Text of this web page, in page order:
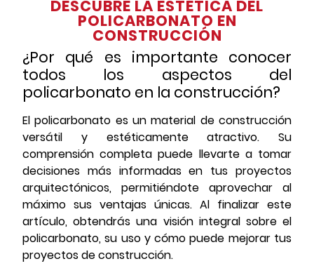
DESCUBRE LA ESTÉTICA DEL
POLICARBONATO EN
CONSTRUCCIÓN
¿Por qué es importante conocer
todos los aspectos del
policarbonato en la construcción?
El policarbonato es un material de construcción
versátil y estéticamente atractivo. Su
comprensión completa puede llevarte a tomar
decisiones más informadas en tus proyectos
arquitectónicos, permitiéndote aprovechar al
máximo sus ventajas únicas. Al finalizar este
artículo, obtendrás una visión integral sobre el
policarbonato, su uso y cómo puede mejorar tus
proyectos de construcción.